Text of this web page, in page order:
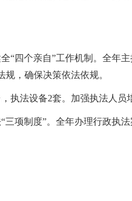
“四个亲自”工作机制。全年
，确保决策依法依规。
执法设备2套。加强执法人员
“三项制度”。全年办理行政执